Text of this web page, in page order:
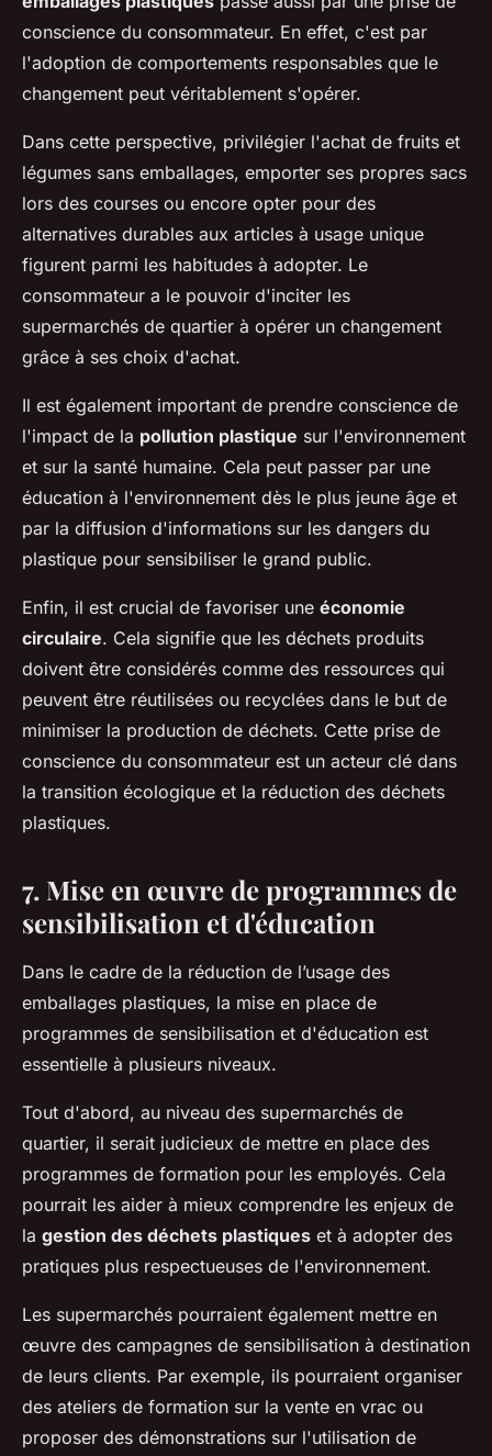
conscience du consommateur. En effet, c'est par
l'adoption de comportements responsables que le
changement peut véritablement s'opérer.
Dans cette perspective, privilégier l'achat de fruits et
légumes sans emballages, emporter ses propres sacs
lors des courses ou encore opter pour des
alternatives durables aux articles à usage unique
figurent parmi les habitudes à adopter. Le
consommateur a le pouvoir d'inciter les
supermarchés de quartier à opérer un changement
grâce à ses choix d'achat.
Il est également important de prendre conscience de
l'impact de la pollution plastique sur l'environnement
et sur la santé humaine. Cela peut passer par une
éducation à l'environnement dès le plus jeune âge et
par la diffusion d'informations sur les dangers du
plastique pour sensibiliser le grand public.
Enfin, il est crucial de favoriser une économie
circulaire. Cela signifie que les déchets produits
doivent être considérés comme des ressources qui
peuvent être réutilisées ou recyclées dans le but de
minimiser la production de déchets. Cette prise de
conscience du consommateur est un acteur clé dans
la transition écologique et la réduction des déchets
plastiques.
7. Mise en œuvre de programmes de
sensibilisation et d'éducation
Dans le cadre de la réduction de l’usage des
emballages plastiques, la mise en place de
programmes de sensibilisation et d'éducation est
essentielle à plusieurs niveaux.
Tout d'abord, au niveau des supermarchés de
quartier, il serait judicieux de mettre en place des
programmes de formation pour les employés. Cela
pourrait les aider à mieux comprendre les enjeux de
la gestion des déchets plastiques et à adopter des
pratiques plus respectueuses de l'environnement.
Les supermarchés pourraient également mettre en
œuvre des campagnes de sensibilisation à destination
de leurs clients. Par exemple, ils pourraient organiser
des ateliers de formation sur la vente en vrac ou
proposer des démonstrations sur l'utilisation de